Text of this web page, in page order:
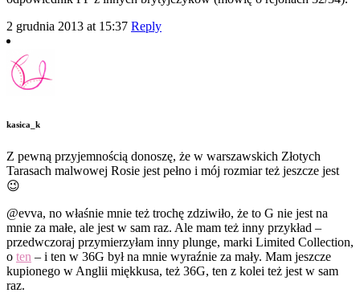
2 grudnia 2013 at 15:37 Reply
kasica_k
Z pewną przyjemnością donoszę, że w warszawskich Złotych
Tarasach malwowej Rosie jest pełno i mój rozmiar też jeszcze jest
😉
@evva, no właśnie mnie też trochę zdziwiło, że to G nie jest na
mnie za małe, ale jest w sam raz. Ale mam też inny przykład –
przedwczoraj przymierzyłam inny plunge, marki Limited Collection,
o ten – i ten w 36G był na mnie wyraźnie za mały. Mam jeszcze
kupionego w Anglii miękkusa, też 36G, ten z kolei też jest w sam
raz.